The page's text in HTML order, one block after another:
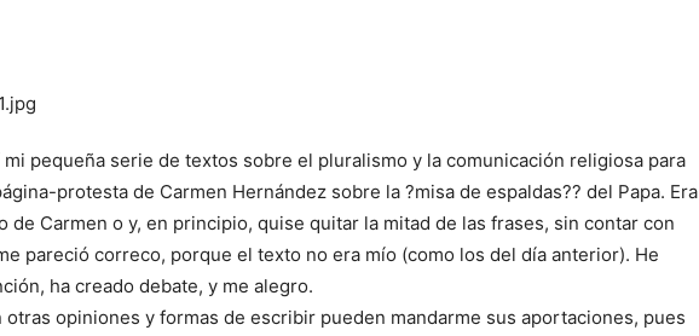
pequeña serie de textos sobre el pluralismo y la comunicación religiosa para
protesta de Carmen Hernández sobre la ?misa de espaldas?? del Papa. Era
de Carmen o y, en principio, quise quitar la mitad de las frases, sin contar con
pareció correco, porque el texto no era mío (como los del día anterior). He
ha creado debate, y me alegro.
otras opiniones y formas de escribir pueden mandarme sus aportaciones, pues